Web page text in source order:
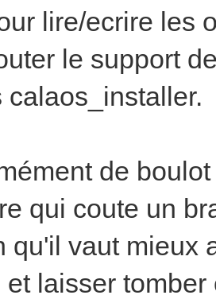
lire/ecrire les
le support
calaos_installer.
de
qui coute un
qu'il vaut mieux
et laisser